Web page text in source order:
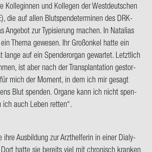
Kol­le­gin­nen und Kol­le­gen der West­deut­schen
die auf allen Blut­spen­de­ter­mi­nen des DRK-​
An­ge­bot zur Ty­pi­sie­rung ma­chen. In Na­ta­li­as
Thema ge­we­sen. Ihr Groß­on­kel hatte ein
lange auf ein Spen­der­or­gan ge­war­tet. Letzt­lich
ist aber nach der Trans­plan­ta­ti­on ge­stor­
mich der Mo­ment, in dem ich mir ge­sagt
Blut spen­den. Or­ga­ne kann ich nicht spen­
auch Leben ret­ten“.
ihre Aus­bil­dung zur Arzt­hel­fe­rin in einer Dia­ly­
hatte sie be­reits viel mit chro­nisch kran­ken